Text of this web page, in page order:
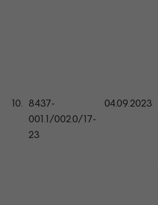
10.
8437-
001.1/002.0/17-
23
04.09.2023